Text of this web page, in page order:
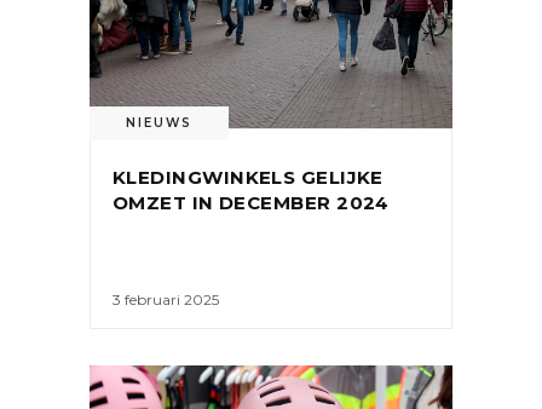
NIEUWS
KLEDINGWINKELS GELIJKE
OMZET IN DECEMBER 2024
3 februari 2025